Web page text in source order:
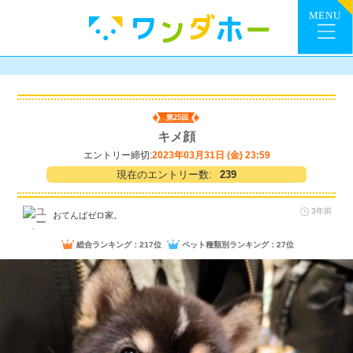
第25回
キメ顔
エントリー締切:2023年03月31日 (金) 23:59
現在のエントリー数: 239
おてんばゼロ家。 3年前
総合ランキング：217位 ペット種類別ランキング：27位